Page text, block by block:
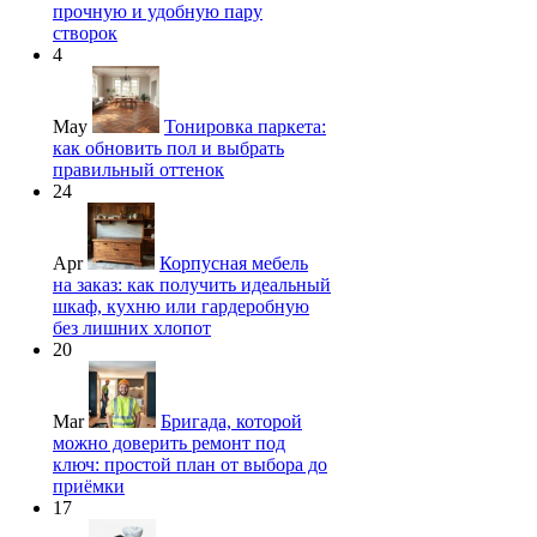
прочную и удобную пару
створок
4
May
Тонировка паркета:
как обновить пол и выбрать
правильный оттенок
24
Apr
Корпусная мебель
на заказ: как получить идеальный
шкаф, кухню или гардеробную
без лишних хлопот
20
Mar
Бригада, которой
можно доверить ремонт под
ключ: простой план от выбора до
приёмки
17